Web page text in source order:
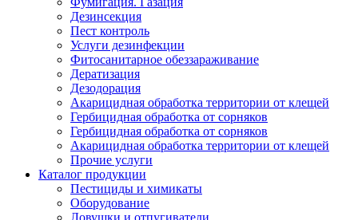
Дезинсекция
Пест контроль
Услуги дезинфекции
Фитосанитарное обеззараживание
Дератизация
Дезодорация
Акарицидная обработка территории от клещей
Гербицидная обработка от сорняков
Гербицидная обработка от сорняков
Акарицидная обработка территории от клещей
Прочие услуги
Каталог продукции
Пестициды и химикаты
Оборудование
Ловушки и отпугиватели